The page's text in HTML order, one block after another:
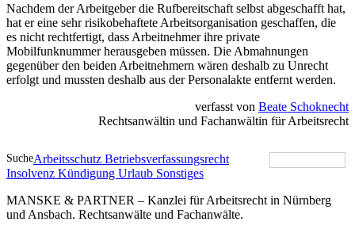
Nachdem der Arbeitgeber die Rufbereitschaft selbst abgeschafft hat,
hat er eine sehr risikobehaftete Arbeitsorganisation geschaffen, die
es nicht rechtfertigt, dass Arbeitnehmer ihre private
Mobilfunknummer herausgeben müssen. Die Abmahnungen
gegenüber den beiden Arbeitnehmern wären deshalb zu Unrecht
erfolgt und mussten deshalb aus der Personalakte entfernt werden.
verfasst von Beate Schoknecht
Rechtsanwältin und Fachanwältin für Arbeitsrecht
SucheArbeitsschutz Betriebsverfassungsrecht
Insolvenz Kündigung Urlaub Sonstiges
MANSKE & PARTNER – Kanzlei für Arbeitsrecht in Nürnberg
und Ansbach. Rechtsanwälte und Fachanwälte.